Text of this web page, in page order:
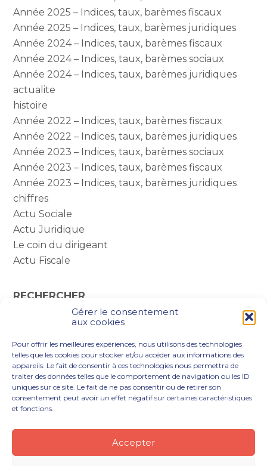
Gérer le consentement
aux cookies
Pour offrir les meilleures expériences, nous utilisons des technologies
telles que les cookies pour stocker et/ou accéder aux informations des
appareils. Le fait de consentir à ces technologies nous permettra de
traiter des données telles que le comportement de navigation ou les ID
uniques sur ce site. Le fait de ne pas consentir ou de retirer son
consentement peut avoir un effet négatif sur certaines caractéristiques
et fonctions.
Accepter
Année 2025 – Indices, taux, barèmes fiscaux
Année 2025 – Indices, taux, barèmes juridiques
Année 2024 – Indices, taux, barèmes fiscaux
Année 2024 – Indices, taux, barèmes sociaux
Année 2024 – Indices, taux, barèmes juridiques
actualite
histoire
Année 2022 – Indices, taux, barèmes fiscaux
Année 2022 – Indices, taux, barèmes juridiques
Année 2023 – Indices, taux, barèmes sociaux
Année 2023 – Indices, taux, barèmes fiscaux
Année 2023 – Indices, taux, barèmes juridiques
chiffres
Actu Sociale
Actu Juridique
Le coin du dirigeant
Actu Fiscale
RECHERCHER
Rechercher :
Principale
NOS OUTILS DIGITAUX
NOTRE CABINET
NOUS REJOINDRE
ACTUALITÉS CONTACT